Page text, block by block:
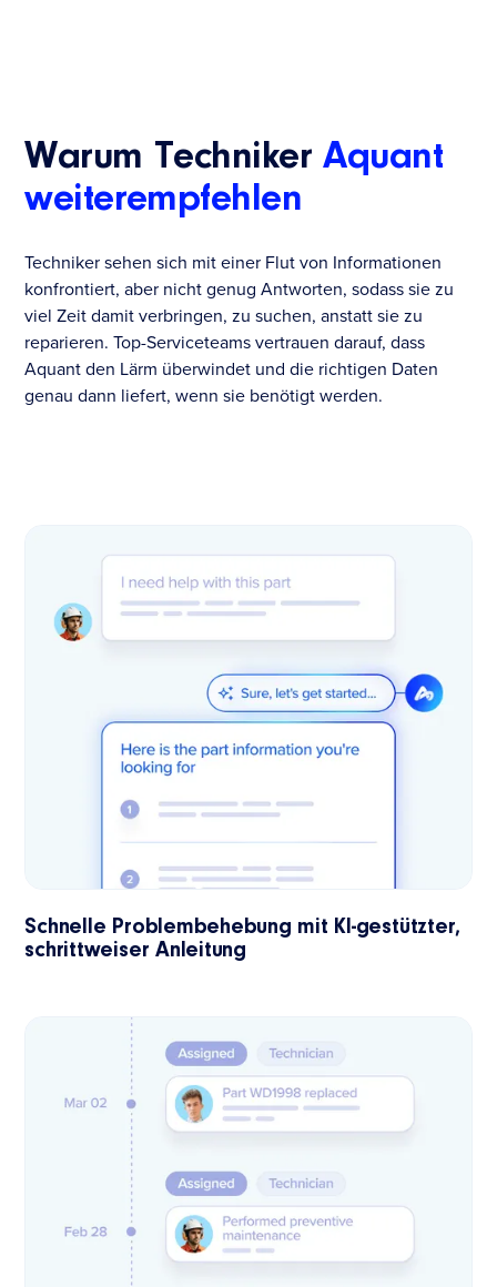
Warum TechnikerAquant
weiterempfehlen
Techniker sehen sich mit einer Flut von Informationen
konfrontiert, aber nicht genug Antworten, sodass sie zu
viel Zeit damit verbringen, zu suchen, anstatt sie zu
reparieren. Top-Serviceteams vertrauen darauf, dass
Aquant den Lärm überwindet und die richtigen Daten
genau dann liefert, wenn sie benötigt werden.
Schnelle Problembehebung mit KI-gestützter,
schrittweiser Anleitung